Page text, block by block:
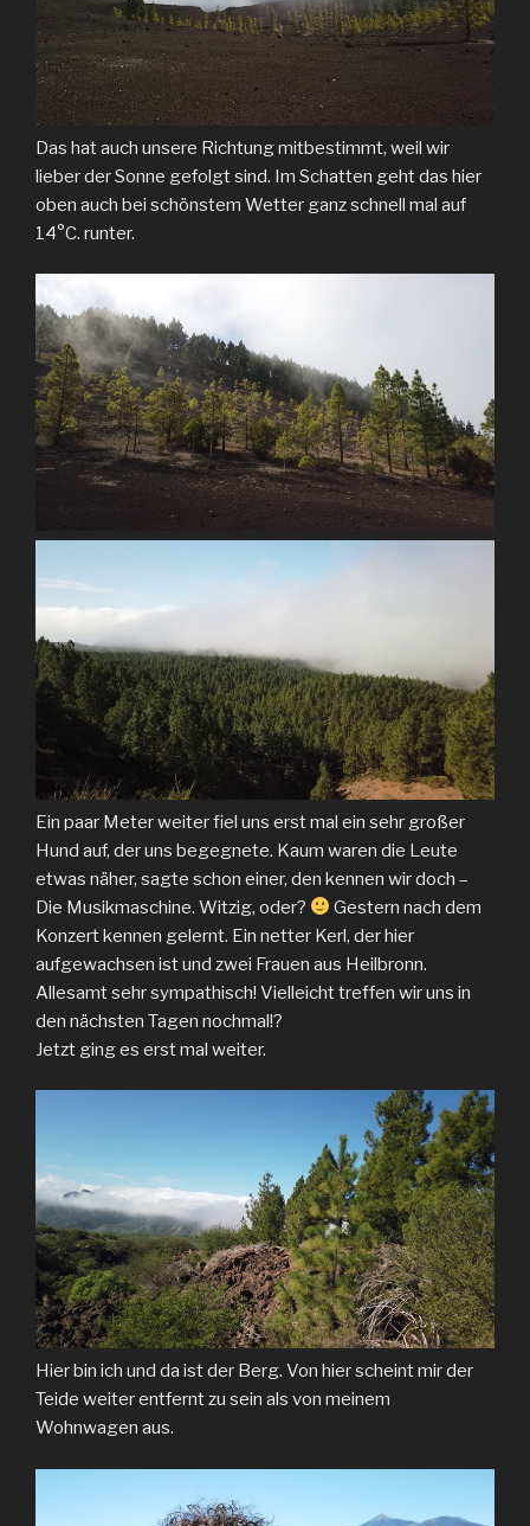
Das hat auch unsere Richtung mitbestimmt, weil wir
lieber der Sonne gefolgt sind. Im Schatten geht das hier
oben auch bei schönstem Wetter ganz schnell mal auf
14°C. runter.
Ein paar Meter weiter fiel uns erst mal ein sehr großer
Hund auf, der uns begegnete. Kaum waren die Leute
etwas näher, sagte schon einer, den kennen wir doch –
Die Musikmaschine. Witzig, oder?
Gestern nach dem
Konzert kennen gelernt. Ein netter Kerl, der hier
aufgewachsen ist und zwei Frauen aus Heilbronn.
Allesamt sehr sympathisch! Vielleicht treffen wir uns in
den nächsten Tagen nochmal!?
Jetzt ging es erst mal weiter.
Hier bin ich und da ist der Berg. Von hier scheint mir der
Teide weiter entfernt zu sein als von meinem
Wohnwagen aus.